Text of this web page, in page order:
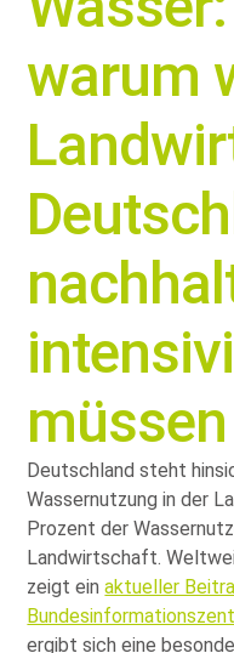
warum
müssen
Deutschland steht
Wassernutzung in der
Prozent der
Landwirtschaft.
zeigt einaktueller
ergibt sich eine